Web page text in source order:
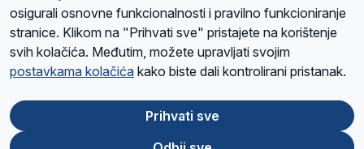
O namaRadio ProgramVolonteriPrijateljiKontaktPravila privatnosti
Ova stranica je zaštićena Google reCAPTCHA sustavom
osigurali osnovne funkcionalnosti i pravilno funkcioniranje
stranice. Klikom na "Prihvati sve" pristajete na korištenje
svih kolačića. Međutim, možete upravljati svojim
postavkama kolačića kako biste dali kontrolirani pristanak.
Prihvati sve